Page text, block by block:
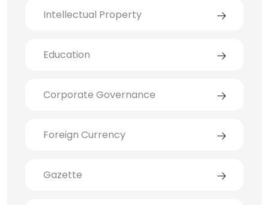
Intellectual Property
Education
Corporate Governance
Foreign Currency
Gazette